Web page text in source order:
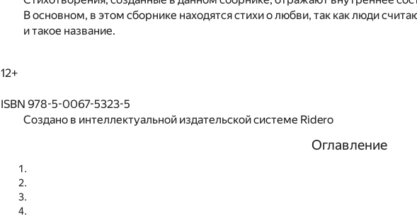
В основном, в этом сборнике находятся стихи о любви, так как люди
и такое название.
12+
ISBN 978-5-0067-5323-5
Создано в интеллектуальной издательской системе Ridero
Оглавление